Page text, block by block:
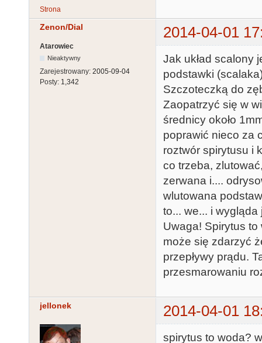
Strona
Zenon/Dial 2014-04-01
Atarowiec
Nieaktywny
Zarejestrowany: 2005-09-04
Posty: 1,342
Jak układ scalony
podstawki
Szczoteczką do
Zaopatrzyć się w
średnicy około
poprawić nieco za
roztwór spirytusu i
co trzeba,
zerwana i....
wlutowana
to... we... i wygląda
Uwaga! Spirytus to
może się zdarzyć
przepływy prądu.
przesmarowaniu
jellonek 2014-04-01
spirytus to woda?